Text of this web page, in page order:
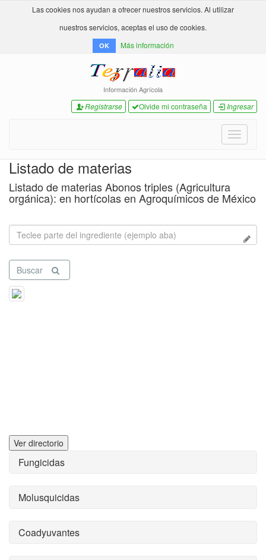
Las cookies nos ayudan a ofrecer nuestros servicios. Al utilizar
nuestros servicios, aceptas el uso de cookies.
OK Más información
Información Agrícola
Registrarse Olvide mi contraseña Ingresar
Toggle
Listado de materias
Listado de materias Abonos triples (Agricultura
orgánica): en hortícolas en Agroquímicos de México
Buscar
Ver directorio
Fungicidas
Molusquicidas
Coadyuvantes